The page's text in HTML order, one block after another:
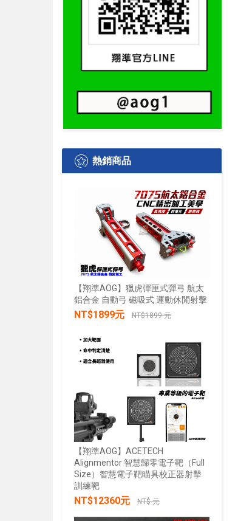
熱銷商品
【翔準AOG】獵虎彈匣式彈弓 航太
鋁合金 自動弓 磁吸式 運動休閒射擊
NT$1899元 NT$1899 元
【翔準AOG】ACETECH
Alignmentor 智慧歸零電子靶（Full
Size）智慧電子靶瞄具校正器射擊
訓練靶
NT$12360元 NT$ 元